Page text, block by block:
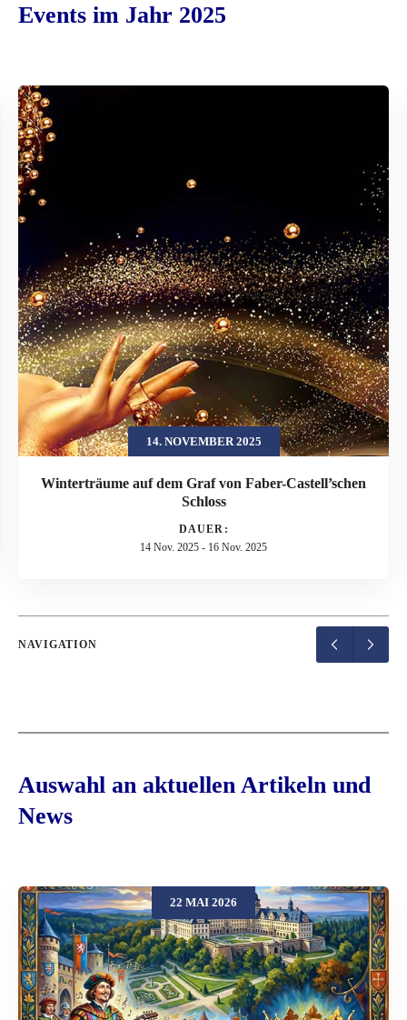
Events im Jahr 2025
14. NOVEMBER 2025
Winterträume auf dem Graf von Faber-Castell’schen
Schloss
DAUER:
14 Nov. 2025 - 16 Nov. 2025
NAVIGATION
Auswahl an aktuellen Artikeln und
News
22 MAI 2026